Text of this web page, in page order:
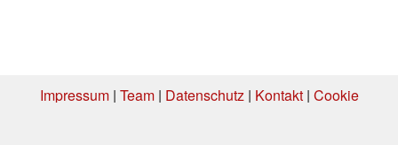
Impressum| Team| Datenschutz| Kontakt| Cookie